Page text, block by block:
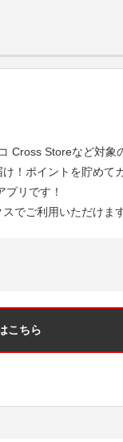
Cross Storeなど対象
！ポイントを貯めて
リです！
でご利用いただけます
こちら